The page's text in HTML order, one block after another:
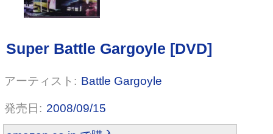
Battle Gargoyle
2008/09/15